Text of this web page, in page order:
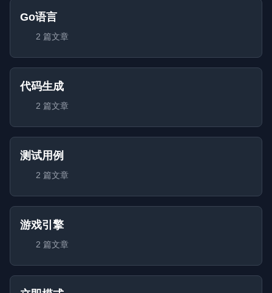
Go语言
2 篇文章
代码生成
2 篇文章
测试用例
2 篇文章
游戏引擎
2 篇文章